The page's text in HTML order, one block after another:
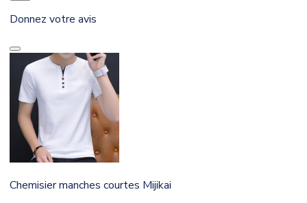
Donnez votre avis
Chemisier manches courtes Mijikai